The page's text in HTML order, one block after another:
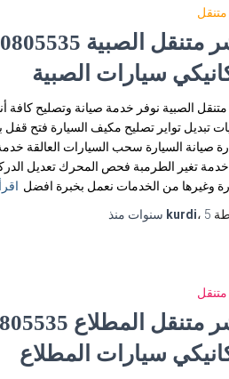
سيارات الصبية
الصبية نوفر خدمة صيانة وتصليح كافة
تبديل تواير تصليح مكيف السيارة فتح قفل
صيانة السيارة سحب السيارات العالقة
خدمة تغير الطرمبة فحص المحرك تعديل
وغيرها من الخدمات نعمل بخبرة افضل
kurdi، 5 سنوات منذ
سيارات المطلاع